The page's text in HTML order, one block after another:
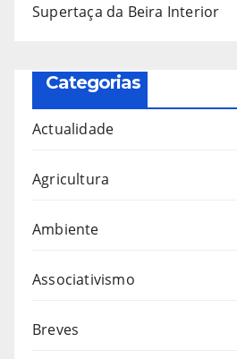
Supertaça da Beira Interior
Categorias
Actualidade
Agricultura
Ambiente
Associativismo
Breves